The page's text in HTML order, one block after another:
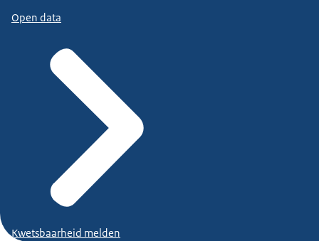
Open data
Kwetsbaarheid melden